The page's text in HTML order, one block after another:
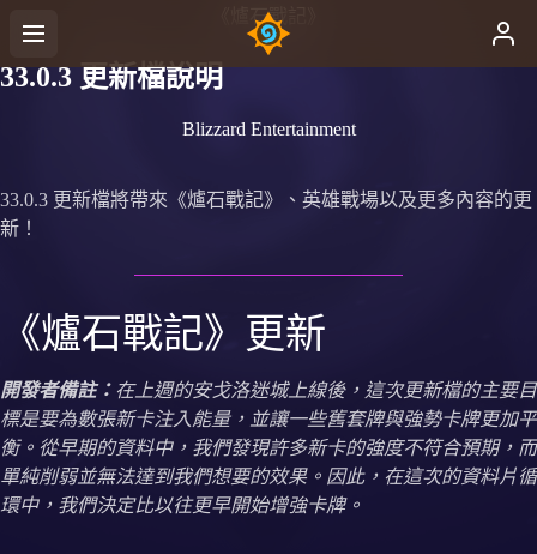
《爐石戰記》
33.0.3 更新檔說明
Blizzard Entertainment
33.0.3 更新檔將帶來《爐石戰記》、英雄戰場以及更多內容的更
新！
《爐石戰記》更新
開發者備註： 在上週的安戈洛迷城上線後，這次更新檔的主要目
標是要為數張新卡注入能量，並讓一些舊套牌與強勢卡牌更加平
衡。從早期的資料中，我們發現許多新卡的強度不符合預期，而
單純削弱並無法達到我們想要的效果。因此，在這次的資料片循
環中，我們決定比以往更早開始增強卡牌。